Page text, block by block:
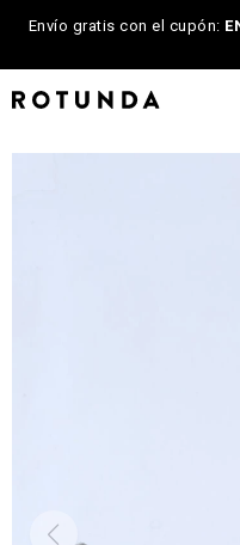
Envío gratis con el cupón: